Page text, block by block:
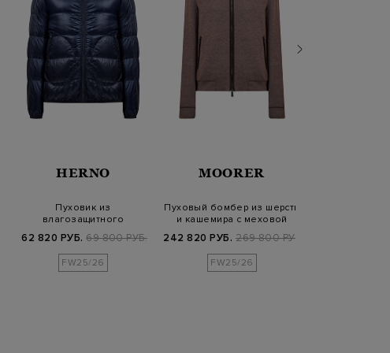
HERNO
Пуховик из
влагозащитного
Ultraligh…
62 820 РУБ. 69 800 РУБ.
FW25/26
MOORER
Пуховый бомбер из шерсти
и кашемира с меховой
242 820 РУБ. 269 800 РУБ.
FW25/26